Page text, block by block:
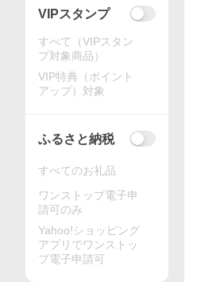
VIPスタンプ
すべて（VIPスタン
プ対象商品）
VIP特典（ポイント
アップ）対象
ふるさと納税
すべてのお礼品
ワンストップ電子申
請可のみ
Yahoo!ショッピング
アプリでワンストッ
プ電子申請可